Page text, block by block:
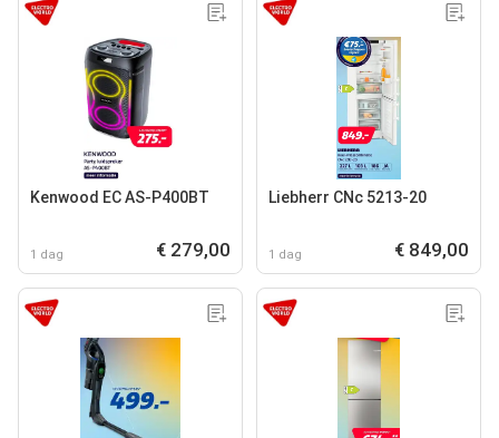
Kenwood EC AS-P400BT
1 dag € 279,00
Liebherr CNc 5213-20
1 dag € 849,00